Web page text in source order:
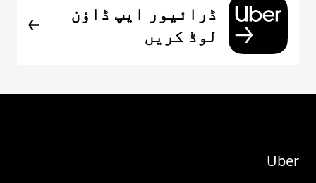
ڈرائیور ایپ ڈاؤن
لوڈ کریں
Uber